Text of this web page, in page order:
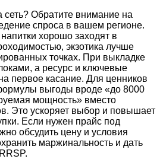
сеть? Обратите внимание на
спроса в вашем регионе.
хорошо заходят в
экзотика лучше
точках. При выкладке
а ресурс и ключевые
первое касание. Для ценников
выгоды вроде «до 8000
мощность» вместо
Это ускоряет выбор и повышает
Если нужен прайс под
обсудить цену и условия
маржинальность и дать